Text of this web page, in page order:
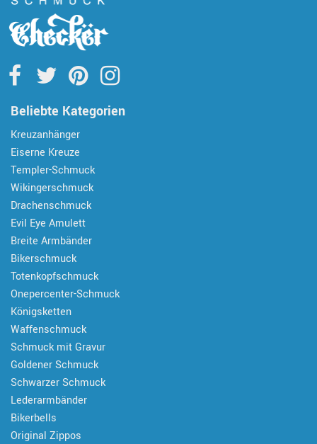
Beliebte Kategorien
Kreuzanhänger
Eiserne Kreuze
Templer-Schmuck
Wikingerschmuck
Drachenschmuck
Evil Eye Amulett
Breite Armbänder
Bikerschmuck
Totenkopfschmuck
Onepercenter-Schmuck
Königsketten
Waffenschmuck
Schmuck mit Gravur
Goldener Schmuck
Schwarzer Schmuck
Lederarmbänder
Bikerbells
Original Zippos